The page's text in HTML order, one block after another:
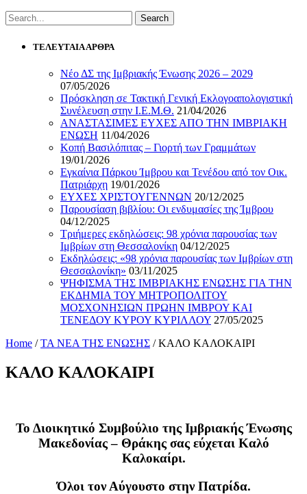
ΤΕΛΕΥΤΑΙΑ ΑΡΘΡΑ
Νέο ΔΣ της Ιμβριακής Ένωσης 2026 – 2029
07/05/2026
Πρόσκληση σε Τακτική Γενική Εκλογοαπολογιστική
Συνέλευση στην Ι.Ε.Μ.Θ. 21/04/2026
ΑΝΑΣΤΑΣΙΜΕΣ ΕΥΧΕΣ ΑΠΟ ΤΗΝ ΙΜΒΡΙΑΚΗ
ΕΝΩΣΗ 11/04/2026
Κοπή Βασιλόπιτας – Γιορτή των Γραμμάτων
19/01/2026
Εγκαίνια Πάρκου Ίμβρου και Τενέδου από τον Οικ.
Πατριάρχη 19/01/2026
ΕΥΧΕΣ ΧΡΙΣΤΟΥΓΕΝΝΩΝ 20/12/2025
Παρουσίαση βιβλίου: Οι ενδυμασίες της Ίμβρου
04/12/2025
Τριήμερες εκδηλώσεις: 98 χρόνια παρουσίας των
Ιμβρίων στη Θεσσαλονίκη 04/12/2025
Εκδηλώσεις: «98 χρόνια παρουσίας των Ιμβρίων στη
Θεσσαλονίκη» 03/11/2025
ΨΗΦΙΣΜΑ ΤΗΣ ΙΜΒΡΙΑΚΗΣ ΕΝΩΣΗΣ ΓΙΑ ΤΗΝ
ΕΚΔΗΜΙΑ ΤΟΥ ΜΗΤΡΟΠΟΛΙΤΟΥ
ΜΟΣΧΟΝΗΣΙΩΝ ΠΡΩΗΝ ΙΜΒΡΟΥ ΚΑΙ
ΤΕΝΕΔΟΥ ΚΥΡΟΥ ΚΥΡΙΛΛΟΥ 27/05/2025
Home /ΤΑ ΝΕΑ ΤΗΣ ΕΝΩΣΗΣ /ΚΑΛΟ ΚΑΛΟΚΑΙΡΙ
ΚΑΛΟ ΚΑΛΟΚΑΙΡΙ
Το Διοικητικό Συμβούλιο της Ιμβριακής Ένωσης
Μακεδονίας – Θράκης σας εύχεται Καλό
Καλοκαίρι.
Όλοι τον Αύγουστο στην Πατρίδα.